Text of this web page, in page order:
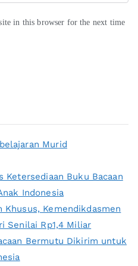
in this browser for the next time
Murid
Ketersediaan Buku Bacaan
Indonesia
Khusus, Kemendikdasmen
Senilai Rp1,4 Miliar
Bermutu Dikirim untuk